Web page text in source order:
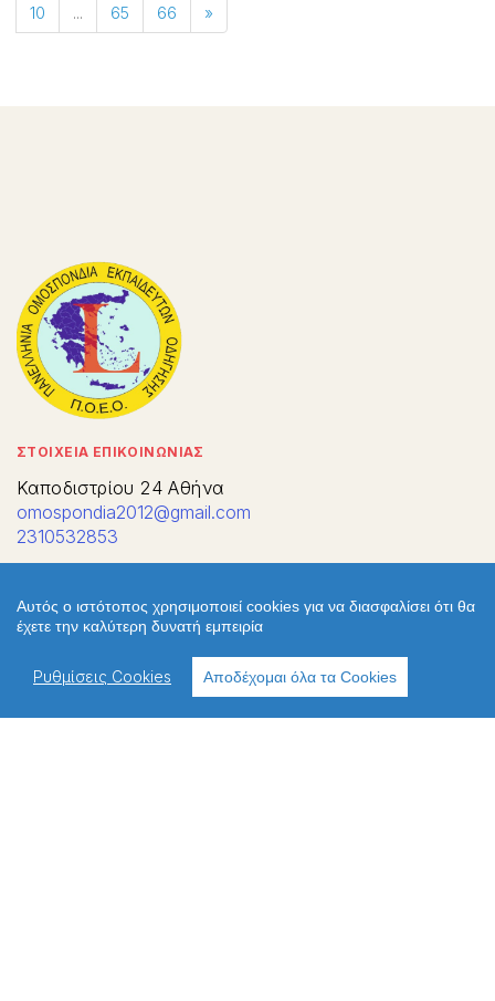
10
... 65 66 »
ΣΤΟΙΧΕΙΑ ΕΠΙΚΟΙΝΩΝΙΑΣ
Καποδιστρίου 24 Αθήνα
omospondia2012@gmail.com
2310532853
ΧΡΗΣΙΜΑ
Ανακοινώσεις
Περιφερειακές Δ/νσεις
Πολιτική απορρήτου
Αυτός ο ιστότοπος χρησιμοποιεί cookies για να διασφαλίσει ότι θα
έχετε την καλύτερη δυνατή εμπειρία
Ρυθμίσεις Cookies Αποδέχομαι όλα τα Cookies